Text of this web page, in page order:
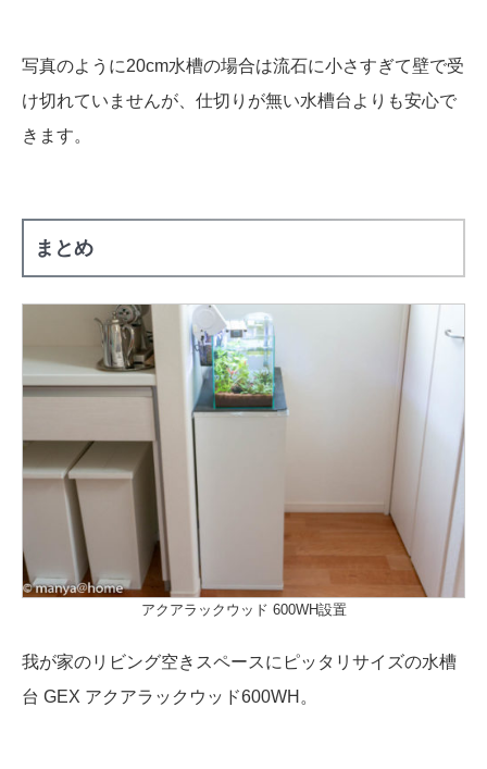
写真のように20cm水槽の場合は流石に小さすぎて壁で受
け切れていませんが、仕切りが無い水槽台よりも安心で
きます。
まとめ
アクアラックウッド 600WH設置
我が家のリビング空きスペースにピッタリサイズの水槽
台 GEX アクアラックウッド600WH。